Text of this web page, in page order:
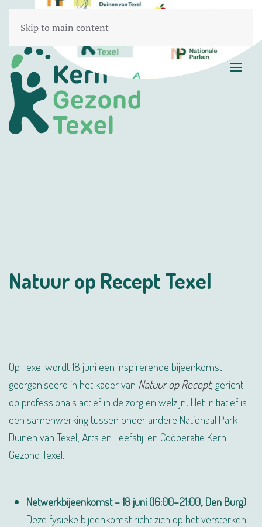
Skip to main content
Natuur op Recept Texel
Op Texel wordt 18 juni een inspirerende bijeenkomst
georganiseerd in het kader van Natuur op Recept, gericht
op professionals actief in de zorg en welzijn. Het initiatief is
een samenwerking tussen onder andere Nationaal Park
Duinen van Texel Arts en Leefstijl en Coöperatie Kern
Gezond Texel.
Netwerkbijeenkomst – 18 juni (16:00–21:00, Den Burg)
Deze fysieke bijeenkomst richt zich op het versterken